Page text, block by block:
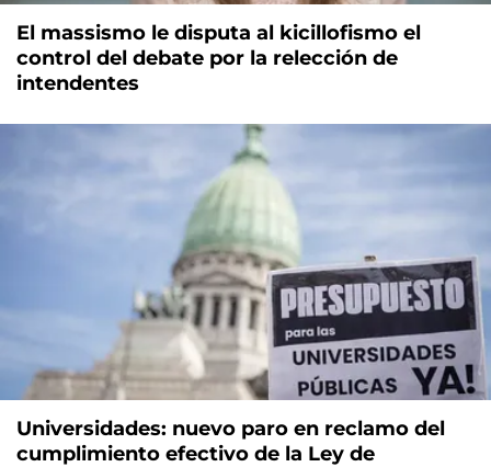
El massismo le disputa al kicillofismo el
control del debate por la relección de
intendentes
Universidades: nuevo paro en reclamo del
cumplimiento efectivo de la Ley de